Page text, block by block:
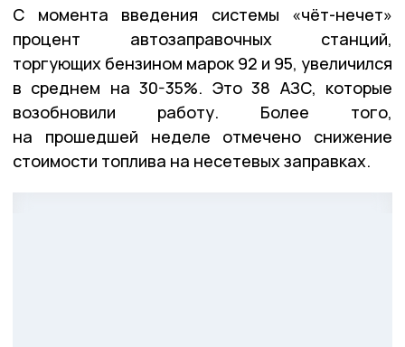
С момента введения системы «чёт-нечет»
процент автозаправочных станций,
торгующих бензином марок 92 и 95, увеличился
в среднем на 30-35%. Это 38 АЗС, которые
возобновили работу. Более того,
на прошедшей неделе отмечено снижение
стоимости топлива на несетевых заправках.